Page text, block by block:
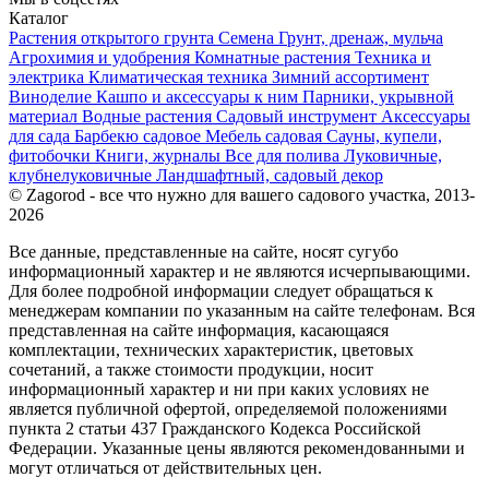
Каталог
Растения открытого грунта Семена Грунт, дренаж, мульча
Агрохимия и удобрения Комнатные растения Техника и
электрика Климатическая техника Зимний ассортимент
Виноделие Кашпо и аксессуары к ним Парники, укрывной
материал Водные растения Садовый инструмент Аксессуары
для сада Барбекю садовое Мебель садовая Сауны, купели,
фитобочки Книги, журналы Все для полива Луковичные,
клубнелуковичные Ландшафтный, садовый декор
© Zagorod - все что нужно для вашего садового участка, 2013-
2026
Все данные, представленные на сайте, носят сугубо
информационный характер и не являются исчерпывающими.
Для более подробной информации следует обращаться к
менеджерам компании по указанным на сайте телефонам. Вся
представленная на сайте информация, касающаяся
комплектации, технических характеристик, цветовых
сочетаний, а также стоимости продукции, носит
информационный характер и ни при каких условиях не
является публичной офертой, определяемой положениями
пункта 2 статьи 437 Гражданского Кодекса Российской
Федерации. Указанные цены являются рекомендованными и
могут отличаться от действительных цен.